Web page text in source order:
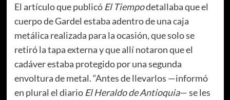
El artículo que publicóEl Tiempodetallaba que el
cuerpo de Gardel estaba adentro de una caja
metálica realizada para la ocasión, que solo se
retiró la tapa externa y que allí notaron que el
cadáver estaba protegido por una segunda
envoltura de metal. “Antes de llevarlos —informó
en plural el diario El Heraldo de Antioquia— se les